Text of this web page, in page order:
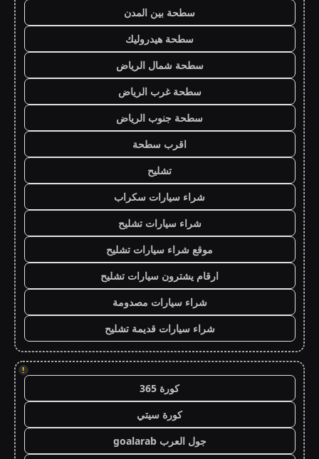
سطحة بين المدن
سطحة هيدروليك
سطحة شمال الرياض
سطحة غرب الرياض
سطحة جنوب الرياض
اقرب سطحة
تشليح
شراء سيارات سكراب
شراء سيارات تشليح
موقع شراء سيارات تشليح
ارقام يشترون سيارات تشليح
شراء سيارات مصدومة
شراء سيارات قديمة تشليح
!
كورة 365
كورة سيتي
جول العرب goalarab